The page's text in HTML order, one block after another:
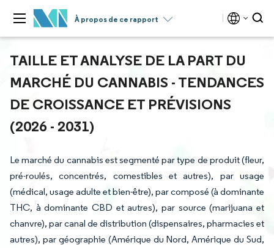
À propos de ce rapport
TAILLE ET ANALYSE DE LA PART DU
MARCHÉ DU CANNABIS - TENDANCES
DE CROISSANCE ET PRÉVISIONS
(2026 - 2031)
Le marché du cannabis est segmenté par type de produit (fleur,
pré-roulés, concentrés, comestibles et autres), par usage
(médical, usage adulte et bien-être), par composé (à dominante
THC, à dominante CBD et autres), par source (marijuana et
chanvre), par canal de distribution (dispensaires, pharmacies et
autres), par géographie (Amérique du Nord, Amérique du Sud,